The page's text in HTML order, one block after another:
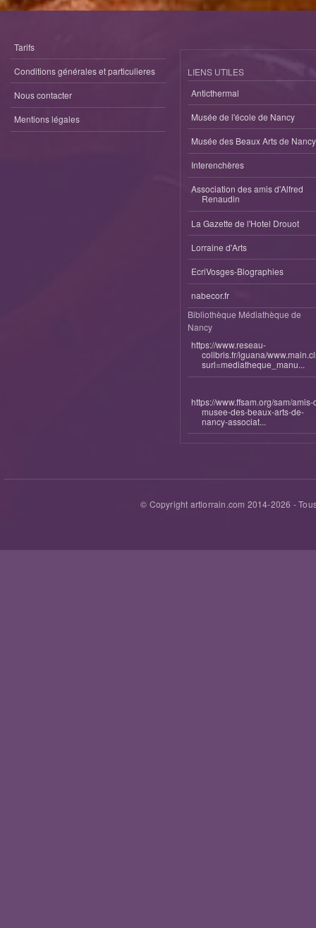
Tarifs
Conditions générales et particulieres
Nous contacter
Mentions légales
LIENS UTILES
Anticthermal
Musée de l'école de Nancy
Musée des Beaux Arts de Nancy
Interenchères
Association des amis d'Alfred
Renaudin
La Gazette de l'Hotel Drouot
Lorraine d'Arts
EcriVosges-Biographies
nabecor.fr
Bibliothèque Médiathèque de
Nancy
https://www.reseau-
colibris.fr/iguana/
surl=mediatheque_manu...
https://www.ffsam.org/sam/amis-
musee-des-beaux-arts-de-
nancy-associat...
© Copyright artlorrain.com 2014-2026 -